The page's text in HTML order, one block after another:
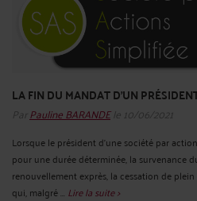
LA FIN DU MANDAT D’UN
Par Pauline BARANDEle 10/06/2021
Lorsque le président d’une société par
pour une durée déterminée, la survenance
renouvellement exprès, la cessation de
qui, malgré ... Lire la suite >